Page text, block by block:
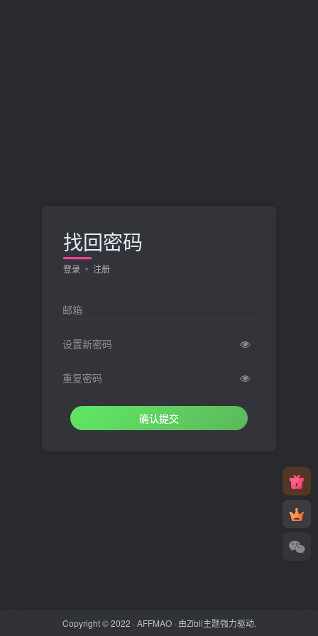
找回密码
登录 注册
邮箱
设置新密码
重复密码
确认提交
Copyright © 2022 ·AFFMAO· 由Zibll主题强力驱动.